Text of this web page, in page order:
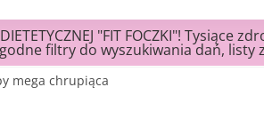
"FIT FOCZKI"!
filtry do wyszukiwania dań,